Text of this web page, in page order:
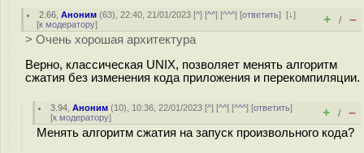
2.66 ,Аноним (63), 22:40, 21/01/2023 [^] [^^] [^^^] [ответить][↓]
[к модератору] + / –
> Очень хорошая архитектура
Верно, классическая UNIX, позволяет менять алгоритм
сжатия без изменения кода приложения и перекомпиляции.
3.94 ,Аноним (10), 10:36, 22/01/2023 [^] [^^] [^^^] [ответить]
[к модератору] + / –
Менять алгоритм сжатия на запуск произвольного кода?